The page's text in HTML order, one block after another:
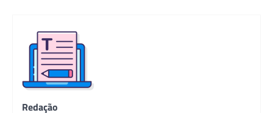
Redação